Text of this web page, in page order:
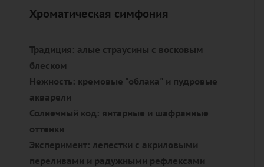
Хроматическая симфония
Традиция: алые страусины с восковым
блеском
Нежность: кремовые "облака" и пудровые
акварели
Солнечный код: янтарные и шафранные
оттенки
Эксперимент: лепестки с акриловыми
переливами и радужными рефлексами